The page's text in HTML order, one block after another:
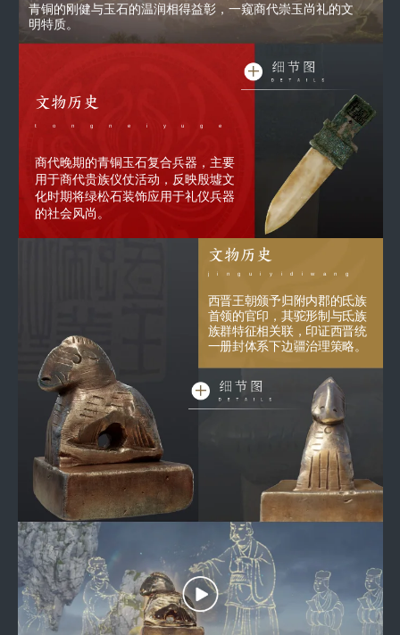
文物历史
tongneiyuge
商代晚期的青铜玉石复合兵器，主要
用于商代贵族仪仗活动，反映殷墟文
化时期将绿松石装饰应用于礼仪兵器
的社会风尚。
青铜的刚健与玉石的温润相得益彰，一窥商代崇玉尚礼的文
明特质。
文物历史
jinguiyidiwang
西晋王朝颁予归附内郡的氐族
首领的官印，其驼形制与氐族
族群特征相关联，印证西晋统
一册封体系下边疆治理策略。